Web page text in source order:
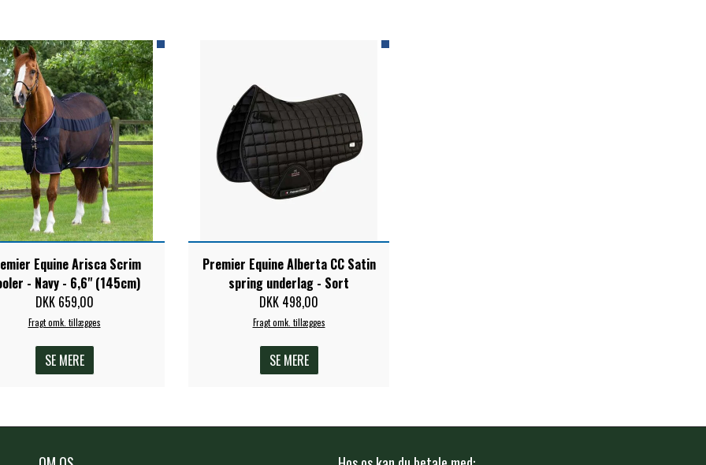
Equine Arisca Scrim
- Navy - 6,6" (145cm)
DKK 659,00
Fragt omk. tillægges
SE MERE
Premier Equine Alberta CC Satin
spring underlag - Sort
DKK 498,00
Fragt omk. tillægges
SE MERE